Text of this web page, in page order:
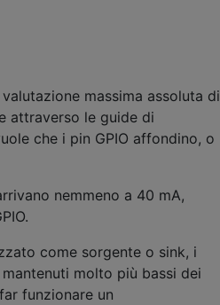
massima assoluta di
attraverso le guide di
che i pin GPIO affondino, o
nemmeno a 40 mA,
come sorgente o sink, i
molto più bassi dei
funzionare un